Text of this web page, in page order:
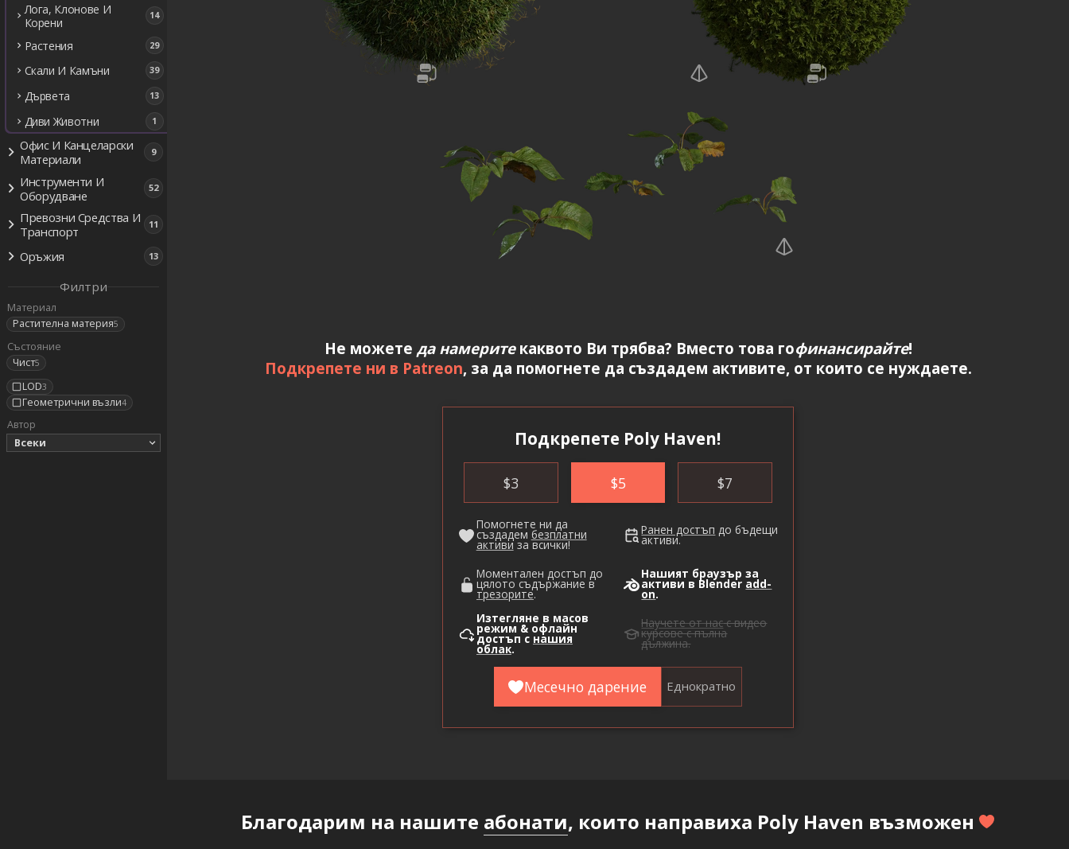
Лога, Клонове И
Корени
14
Растения 29
Скали И Камъни 39
Дървета 13
Диви Животни 1
Офис И Канцеларски
Материали
9
Инструменти И
Оборудване
52
Превозни Средства И
Транспорт
11
Оръжия 13
Филтри
Материал
Растителна материя5
Състояние
Чист5
LOD3
Геометрични възли4
Автор
Всеки
Не можете да намеритекаквото Ви трябва? Вместо това гофинансирайте!
Подкрепете ни в Patreon, за да помогнете да създадем активите, от които се нуждаете.
Подкрепете Poly Haven!
$3 $5 $7
Помогнете ни да
създадем безплатни
активиза всички!
Ранен достъп до бъдещи
активи.
Моментален достъп до
цялото съдържание в
трезорите.
Нашият браузър за
активи в Blender add-
on.
Изтегляне в масов
режим & офлайн
достъп с нашия
облак.
Научете от насс видео
курсове с пълна
дължина.
Месечно дарение Еднократно
Благодарим на нашите абонати, които направиха Poly Haven възможен